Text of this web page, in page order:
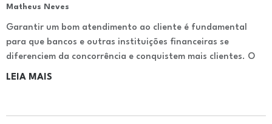
Matheus Neves
Garantir um bom atendimento ao cliente é fundamental
para que bancos e outras instituições financeiras se
diferenciem da concorrência e conquistem mais clientes. O
LEIA MAIS